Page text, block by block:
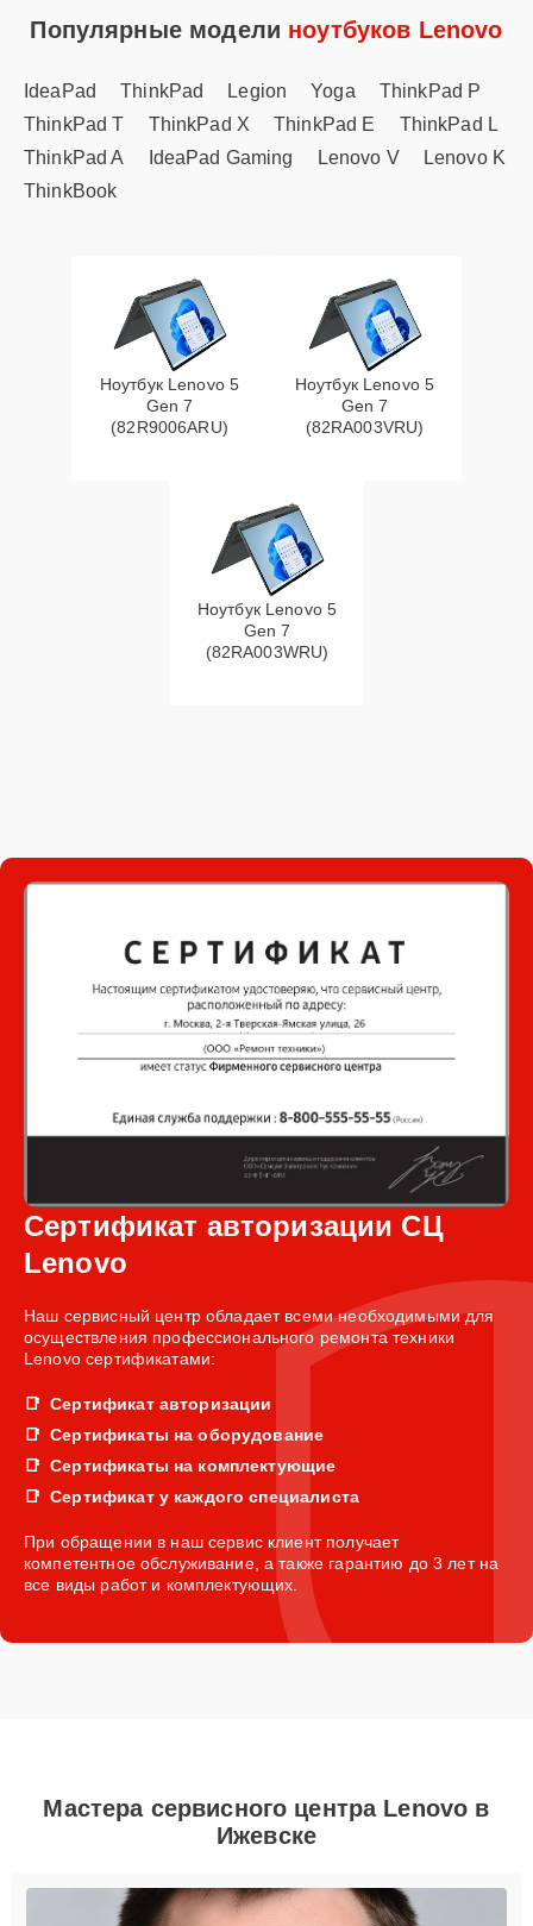
Популярные модели ноутбуков Lenovo
IdeaPad ThinkPad Legion Yoga
ThinkPad P
ThinkPad T
ThinkPad X ThinkPad E
ThinkPad L
ThinkPad A
IdeaPad Gaming Lenovo V
Lenovo K
ThinkBook
Ноутбук Lenovo 5
Gen 7
(82R9006ARU)
Ноутбук Lenovo 5
Gen 7
(82RA003VRU)
Ноутбук Lenovo 5
Gen 7
(82RA003WRU)
Сертификат авторизации СЦ
Lenovo
Наш сервисный центр обладает всеми необходимыми для
осуществления профессионального ремонта техники
Lenovo сертификатами:
Сертификат авторизации
Сертификаты на оборудование
Сертификаты на комплектующие
Сертификат у каждого специалиста
При обращении в наш сервис клиент получает
компетентное обслуживание, а также гарантию до 3 лет на
все виды работ и комплектующих.
Мастера сервисного центра Lenovo в
Ижевске